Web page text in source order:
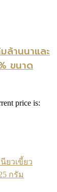
ล้านนาและ
ขนาด
price is: